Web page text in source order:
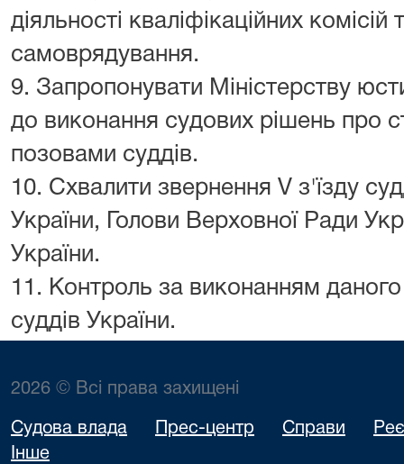
діяльності кваліфікаційних комісій
самоврядування.
9. Запропонувати Міністерству
до виконання судових рішень про
позовами суддів.
10. Схвалити звернення V з'їзду
України, Голови Верховної Ради
України.
11. Контроль за виконанням
суддів України.
2026 © Всі права захищені
Судова влада Прес-центр Справи
Інше